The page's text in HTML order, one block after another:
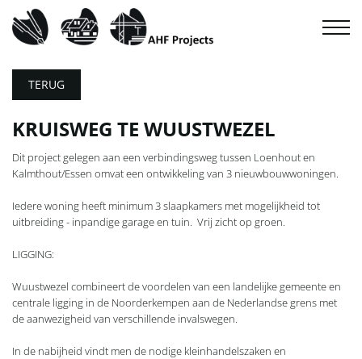
TERUG
KRUISWEG TE WUUSTWEZEL
Dit project gelegen aan een verbindingsweg tussen Loenhout en
Kalmthout/Essen omvat een ontwikkeling van 3 nieuwbouwwoningen.
Iedere woning heeft minimum 3 slaapkamers met mogelijkheid tot
uitbreiding - inpandige garage en tuin. Vrij zicht op groen.
LIGGING:
Wuustwezel combineert de voordelen van een landelijke gemeente en
centrale ligging in de Noorderkempen aan de Nederlandse grens met
de aanwezigheid van verschillende invalswegen.
In de nabijheid vindt men de nodige kleinhandelszaken en